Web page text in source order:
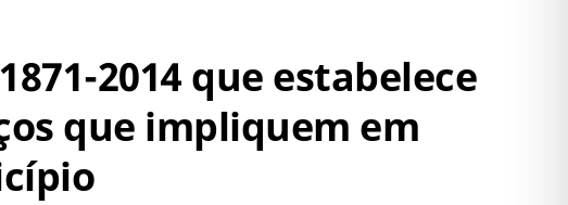
2014 que estabelece
que impliquem em